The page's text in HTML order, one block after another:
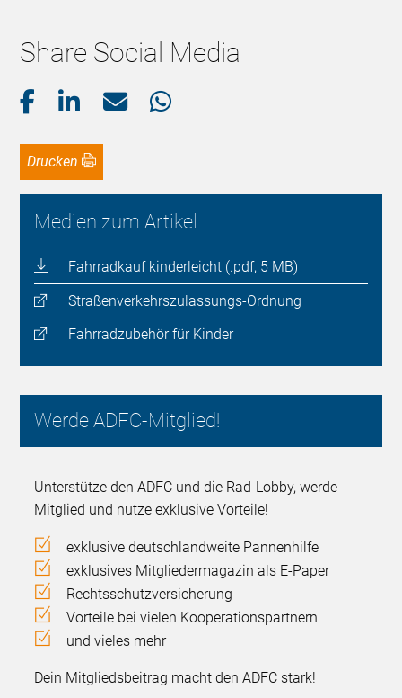
Share Social Media
Drucken
Medien zum Artikel
Fahrradkauf kinderleicht (.pdf, 5 MB)
Straßenverkehrszulassungs-Ordnung
Fahrradzubehör für Kinder
Werde ADFC-Mitglied!
Unterstütze den ADFC und die Rad-Lobby, werde
Mitglied und nutze exklusive Vorteile!
exklusive deutschlandweite Pannenhilfe
exklusives Mitgliedermagazin als E-Paper
Rechtsschutzversicherung
Vorteile bei vielen Kooperationspartnern
und vieles mehr
Dein Mitgliedsbeitrag macht den ADFC stark!